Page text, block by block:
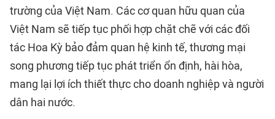
trường của Việt Nam. Các cơ quan hữu quan của
Việt Nam sẽ tiếp tục phối hợp chặt chẽ với các đối
tác Hoa Kỳ bảo đảm quan hệ kinh tế, thương mại
song phương tiếp tục phát triển ổn định, hài hòa,
mang lại lợi ích thiết thực cho doanh nghiệp và người
dân hai nước.